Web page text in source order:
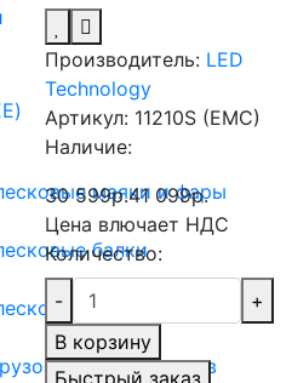
маяки и фары
балки
панели
и прицепов
Производитель: LED
Technology
Артикул: 11210S (EMC)
Наличие:
30 599р.41 099р.
Цена влючает НДС
Количество:
-
+
В корзину
Быстрый заказ